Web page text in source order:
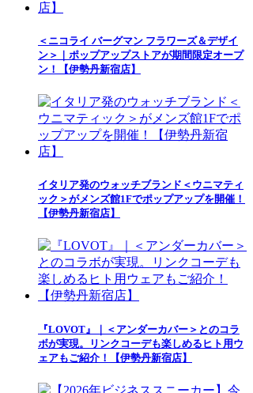
＜ニコライ バーグマン フラワーズ＆デザイ
ン＞｜ポップアップストアが期間限定オープ
ン！【伊勢丹新宿店】
イタリア発のウォッチブランド＜ウニマティ
ック＞がメンズ館1Fでポップアップを開催！
【伊勢丹新宿店】
『LOVOT』｜＜アンダーカバー＞とのコラ
ボが実現。リンクコーデも楽しめるヒト用ウ
ェアもご紹介！【伊勢丹新宿店】